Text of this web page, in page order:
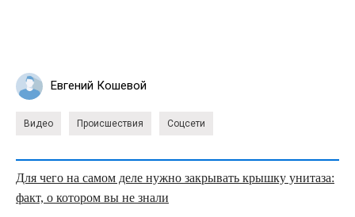
Евгений Кошевой
Видео Происшествия Соцсети
Для чего на самом деле нужно закрывать крышку унитаза:
факт, о котором вы не знали